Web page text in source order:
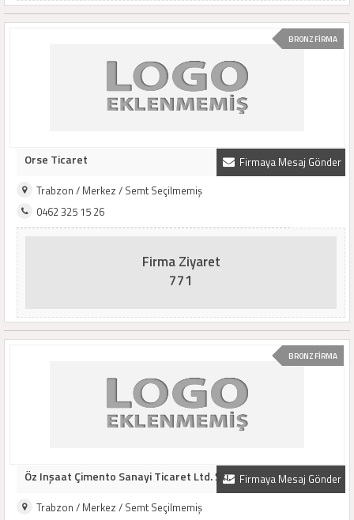
BRONZ FİRMA
Firmaya Mesaj Gönder
Orse Ticaret
Trabzon / Merkez / Semt Seçilmemiş
0462 325 15 26
Firma Ziyaret
771
BRONZ FİRMA
Firmaya Mesaj Gönder
Öz Inşaat Çimento Sanayi Ticaret Ltd. Şti.
Trabzon / Merkez / Semt Seçilmemiş